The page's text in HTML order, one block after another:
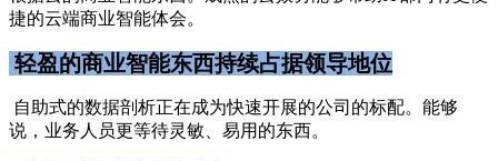
捷的云端商业智能体会。
轻盈的商业智能东西持续占据领导地位
自助式的数据剖析正在成为快速开展的公司的标配。能够
说，业务人员更等待灵敏、易用的东西。